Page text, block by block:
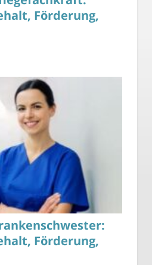
Förderung,
Förderung,